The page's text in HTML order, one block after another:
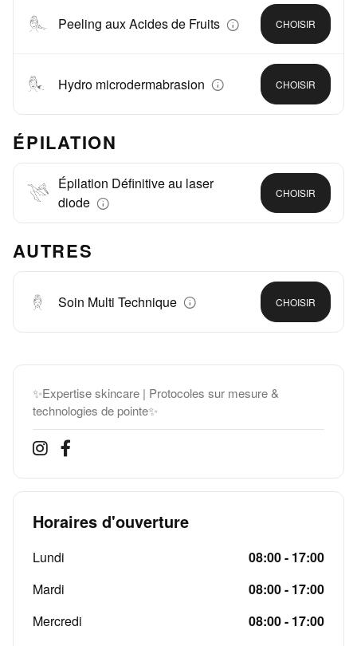
Peeling aux Acides de Fruits CHOISIR
Hydro microdermabrasion CHOISIR
ÉPILATION
Épilation Définitive au laser
diode
CHOISIR
AUTRES
Soin Multi Technique CHOISIR
✨Expertise skincare | Protocoles sur mesure &
technologies de pointe✨
Horaires d'ouverture
Lundi
08:00 - 17:00
Mardi
08:00 - 17:00
Mercredi
08:00 - 17:00